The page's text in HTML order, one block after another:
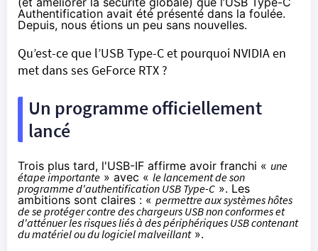
Authentification avait été présenté dans la foulée.
Depuis, nous étions un peu sans nouvelles.
Qu’est-ce que l’USB Type-C et pourquoi NVIDIA en
met dans ses GeForce RTX ?
Un programme officiellement
lancé
Trois plus tard, l'USB-IF affirme avoir franchi « une
étape importante » avec « le lancement de son
programme d'authentification USB Type-C ». Les
ambitions sont claires : « permettre aux systèmes hôtes
de se protéger contre des chargeurs USB non conformes et
d'atténuer les risques liés à des périphériques USB contenant
du matériel ou du logiciel malveillant».